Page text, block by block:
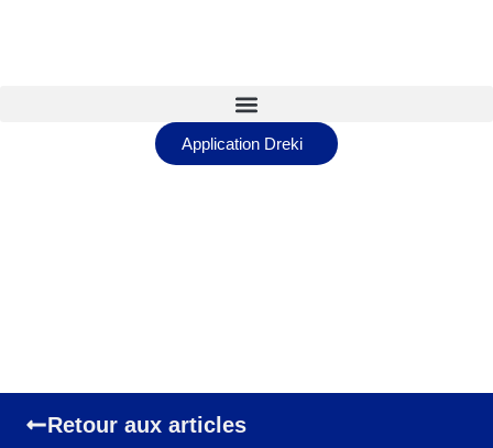
Application Dreki
Retour aux articles